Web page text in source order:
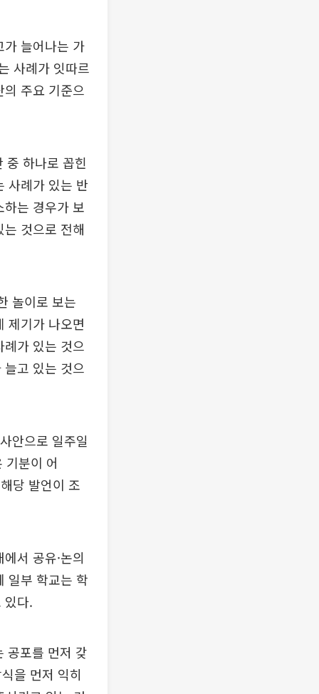
가 늘어나는 가
사례가 잇따르
주요 기준으
중 하나로 꼽힌
사례가 있는 반
는 경우가 보
것으로 전해
놀이로 보는
제기가 나오면
가 있는 것으
고 있는 것으
안으로 일주일
기분이 어
당 발언이 조
서 공유·논의
일부 학교는 학
있다.
공포를 먼저 갖
을 먼저 익히